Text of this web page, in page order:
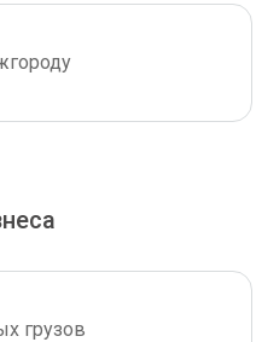
грузов